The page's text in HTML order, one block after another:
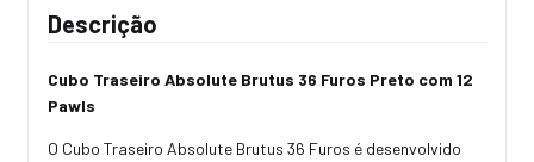
Descrição
Cubo Traseiro Absolute Brutus 36 Furos Preto com 12
Pawls
O Cubo Traseiro Absolute Brutus 36 Furos é desenvolvido